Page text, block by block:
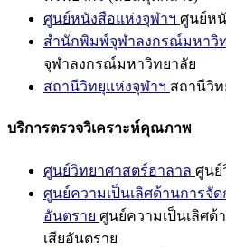
ศูนย์หนังสือแห่งจุฬาฯ ศูนย์ห
สำนักพิมพ์จุฬาลงกรณ์มหาวิ
จุฬาลงกรณ์มหาวิทยาลัย
สถานีวิทยุแห่งจุฬาฯ สถานีวิ
บริการตรวจวิเคราะห์คุณภาพ
ศูนย์วิทยาศาสตร์ฮาลาล ศูนย์
ศูนย์ความเป็นเลิศด้านการจัด
อันตราย ศูนย์ความเป็นเลิศด้
เสียอันตราย